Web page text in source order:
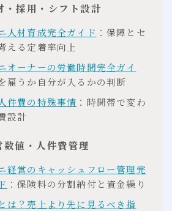
・採用・シフト設計
人材育成完全ガイド ：保障とセ
える定着率向上
オーナーの労働時間完全ガイ
雇うか自分が入るかの判断
件費の特殊事情 ：時間帯で変わ
設計
値・人件費管理
経営のキャッシュフロー管理完
：保険料の分割納付と資金繰り
は？売上より先に見るべき指